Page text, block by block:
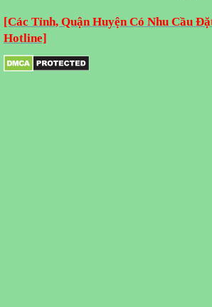
[Các Tỉnh, Quận Huyện Có Nhu Cầu
Hotline]